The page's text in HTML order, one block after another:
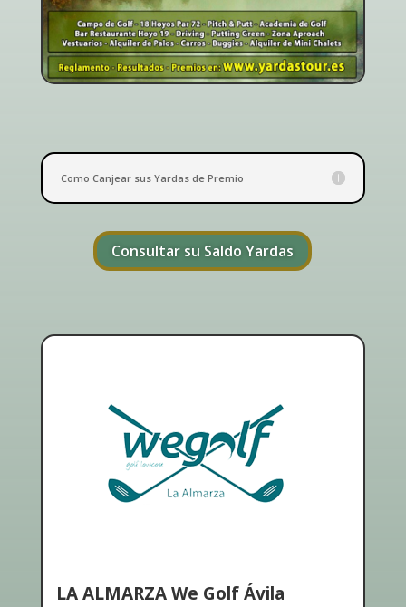
Como Canjear sus Yardas de Premio
Consultar su Saldo Yardas
LA ALMARZA We Golf Ávila